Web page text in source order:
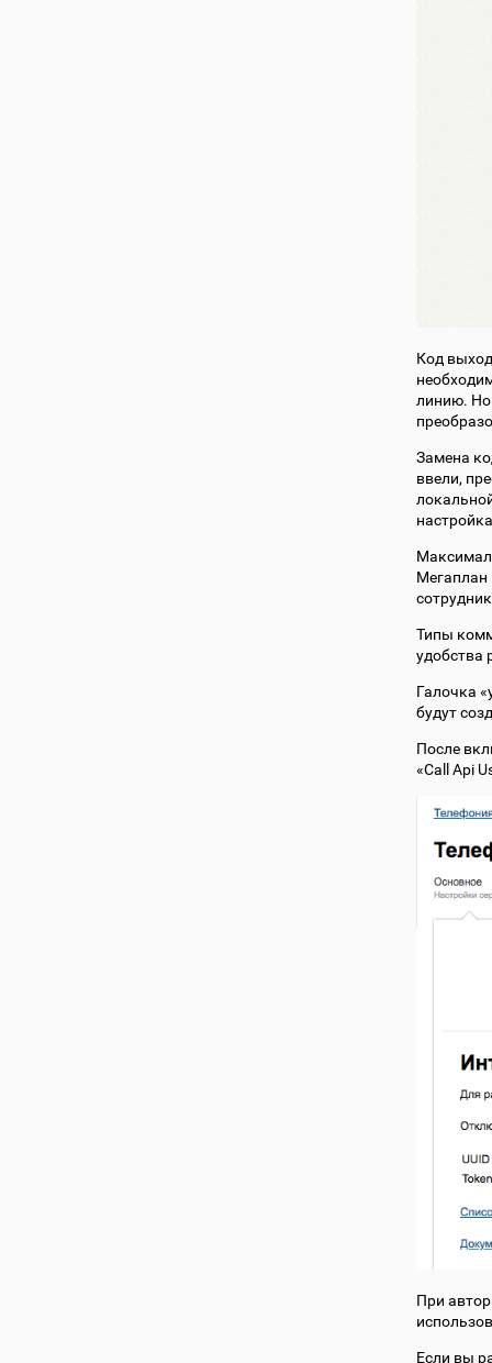
Код
линию.
Замена
ввели,
Мегаплан
Типы
удобства
Галочка
будут
После
«Call Api
При
Если вы